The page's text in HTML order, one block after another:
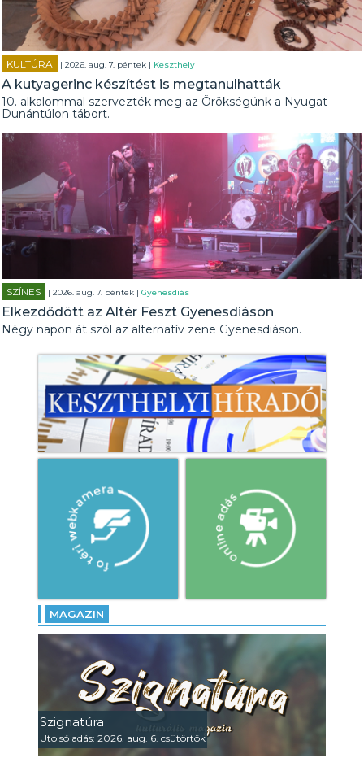
KULTÚRA | 2026. aug. 7. péntek | Keszthely
A kutyagerinc készítést is megtanulhatták
10. alkalommal szervezték meg az Örökségünk a Nyugat-
Dunántúlon tábort.
SZÍNES | 2026. aug. 7. péntek |Gyenesdiás
Elkezdődött az Altér Feszt Gyenesdiáson
Négy napon át szól az alternatív zene Gyenesdiáson.
MAGAZIN
Szignatúra
Utolsó adás: 2026. aug. 6. csütörtök